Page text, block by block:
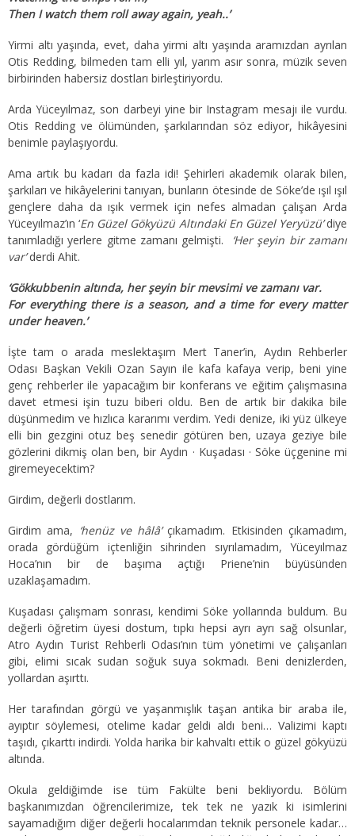
Then I watch them roll away again, yeah..’
Yirmi altı yaşında, evet, daha yirmi altı yaşında aramızdan ayrılan
Otis Redding, bilmeden tam elli yıl, yarım asır sonra, müzik seven
birbirinden habersiz dostları birleştiriyordu.
Arda Yüceyılmaz, son darbeyi yine bir Instagram mesajı ile vurdu.
Otis Redding ve ölümünden, şarkılarından söz ediyor, hikâyesini
benimle paylaşıyordu.
Ama artık bu kadarı da fazla idi! Şehirleri akademik olarak bilen,
şarkıları ve hikâyelerini tanıyan, bunların ötesinde de Söke’de ışıl ışıl
gençlere daha da ışık vermek için nefes almadan çalışan Arda
Yüceyılmaz’ın ‘En Güzel Gökyüzü Altındaki En Güzel Yeryüzü’diye
tanımladığı yerlere gitme zamanı gelmişti.
‘Her şeyin bir zamanı
var’derdi Ahit.
‘Gökkubbenin altında, her şeyin bir mevsimi ve zamanı var.
For everything there is a season, and a time for every matter
under heaven.’
İşte tam o arada meslektaşım Mert Taner’in, Aydın Rehberler
Odası Başkan Vekili Ozan Sayın ile kafa kafaya verip, beni yine
genç rehberler ile yapacağım bir konferans ve eğitim çalışmasına
davet etmesi işin tuzu biberi oldu. Ben de artık bir dakika bile
düşünmedim ve hızlıca kararımı verdim. Yedi denize, iki yüz ülkeye
elli bin gezgini otuz beş senedir götüren ben, uzaya geziye bile
gözlerini dikmiş olan ben, bir Aydın · Kuşadası · Söke üçgenine mi
giremeyecektim?
Girdim, değerli dostlarım.
Girdim ama, ‘henüz ve hâlâ’çıkamadım. Etkisinden çıkamadım,
orada gördüğüm içtenliğin sihrinden sıyrılamadım, Yüceyılmaz
Hoca’nın bir de başıma açtığı Priene’nin büyüsünden
uzaklaşamadım.
Kuşadası çalışmam sonrası, kendimi Söke yollarında buldum. Bu
değerli öğretim üyesi dostum, tıpkı hepsi ayrı ayrı sağ olsunlar,
Atro Aydın Turist Rehberli Odası’nın tüm yönetimi ve çalışanları
gibi, elimi sıcak sudan soğuk suya sokmadı. Beni denizlerden,
yollardan aşırttı.
Her tarafından görgü ve yaşanmışlık taşan antika bir araba ile,
ayıptır söylemesi, otelime kadar geldi aldı beni… Valizimi kaptı
taşıdı, çıkarttı indirdi. Yolda harika bir kahvaltı ettik o güzel gökyüzü
altında.
Okula geldiğimde ise tüm Fakülte beni bekliyordu. Bölüm
başkanımızdan öğrencilerimize, tek tek ne yazık ki isimlerini
sayamadığım diğer değerli hocalarımdan teknik personele kadar…